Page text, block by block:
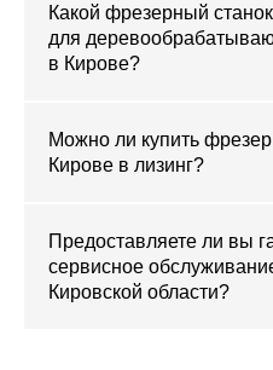
Какой фрезерный
для
в Кирове?
Можно ли купить
Кирове в лизинг?
Предоставляете ли вы
сервисное
Кировской области?